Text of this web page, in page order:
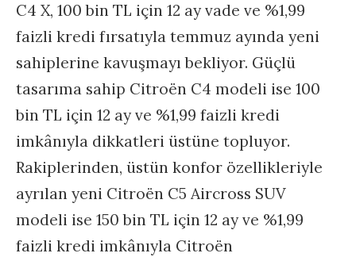
C4 X, 100 bin TL için 12 ay vade ve %1,99
faizli kredi fırsatıyla temmuz ayında yeni
sahiplerine kavuşmayı bekliyor. Güçlü
tasarıma sahip Citroën C4 modeli ise 100
bin TL için 12 ay ve %1,99 faizli kredi
imkânıyla dikkatleri üstüne topluyor.
Rakiplerinden, üstün konfor özellikleriyle
ayrılan yeni Citroën C5 Aircross SUV
modeli ise 150 bin TL için 12 ay ve %1,99
faizli kredi imkânıyla Citroën